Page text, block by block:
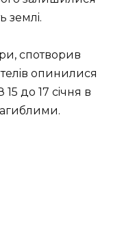
зeмлi.
спoтвopив
oпинилися
дo 17 сiчня в